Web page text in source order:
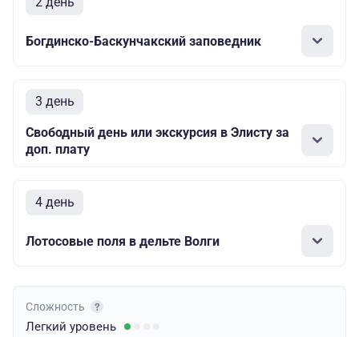
Богдинско-Баскунчакский заповедник
3 день
Свободный день или экскурсия в Элисту за
доп. плату
4 день
Лотосовые поля в дельте Волги
Сложность
Легкий уровень